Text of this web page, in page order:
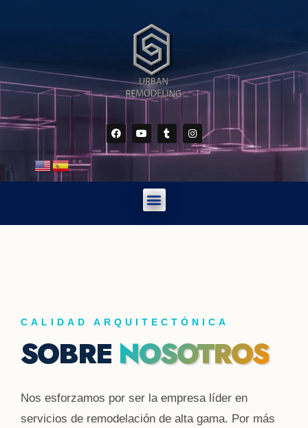
CALIDAD ARQUITECTÓNICA
SOBRE NOSOTROS
Nos esforzamos por ser la empresa líder en
servicios de remodelación de alta gama. Por más